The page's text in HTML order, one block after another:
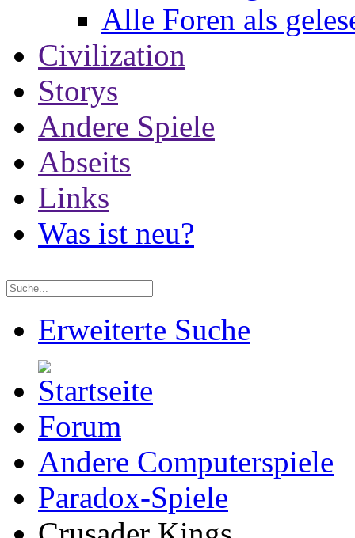
Alle Foren als
Civilization
Storys
Andere Spiele
Abseits
Links
Was ist neu?
Erweiterte Suche
Forum
Andere Computerspiele
Paradox-Spiele